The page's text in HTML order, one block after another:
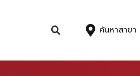
ค้นหาสาขา